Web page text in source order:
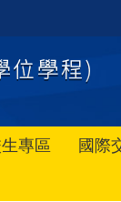
專區 國際